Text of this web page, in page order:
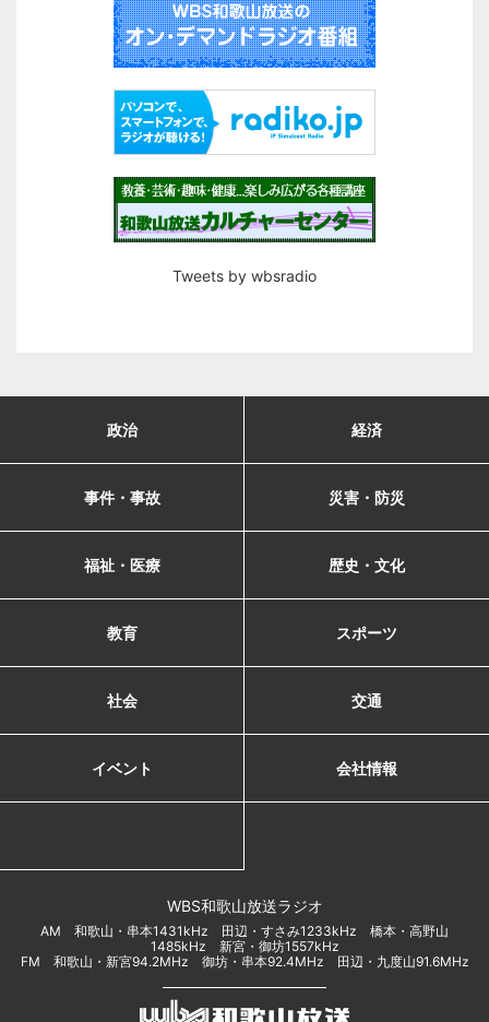
Tweets by wbsradio
政治 経済
事件・事故 災害・防災
福祉・医療 歴史・文化
教育 スポーツ
社会 交通
イベント 会社情報
WBS和歌山放送ラジオ
AM 和歌山・串本1431kHz 田辺・すさみ1233kHz 橋本・高野山
1485kHz 新宮・御坊1557kHz
FM 和歌山・新宮94.2MHz 御坊・串本92.4MHz 田辺・九度山91.6MHz